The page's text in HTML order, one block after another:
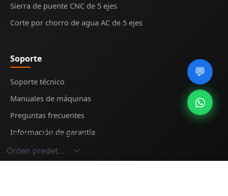
💬
Mostrando el único resultado
Sierra de puente CNC de 5 ejes
Corte por chorro de agua AC de 5 ejes
Soporte
Soporte técnico
Manuales de máquinas
Preguntas frecuentes
Información de garantía